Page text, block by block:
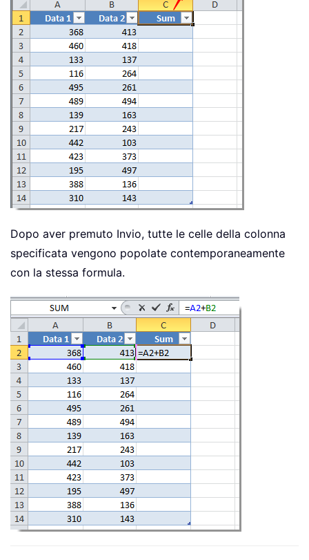
Dopo aver premuto Invio, tutte le celle della colonna
specificata vengono popolate contemporaneamente
con la stessa formula.